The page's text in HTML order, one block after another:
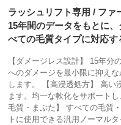
ラッシュリフト専用 / ファ
15年間のデータをもとに
べての毛質タイプに対応す
【ダメージレス設計】 15年分
へのダメージを最小限に抑え
します。 【高浸透処方】 高い
ます。均一な軟化をサポート
毛質・まぶた】 すべての毛質
トに使用できる汎用ノーマル